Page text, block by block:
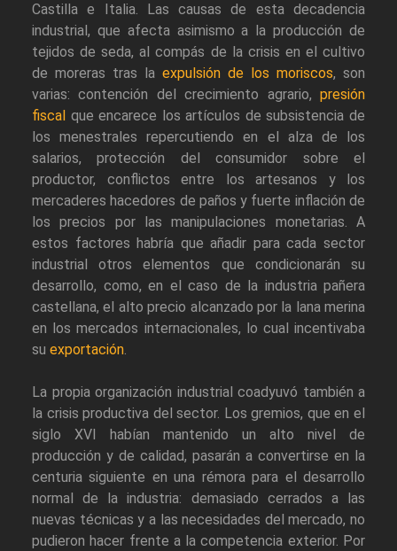
Castilla e Italia. Las causas de esta decadencia
industrial, que afecta asimismo a la producción de
tejidos de seda, al compás de la crisis en el cultivo
de moreras tras la expulsión de los moriscos, son
varias: contención del crecimiento agrario, presión
fiscal que encarece los artículos de subsistencia de
los menestrales repercutiendo en el alza de los
salarios, protección del consumidor sobre el
productor, conflictos entre los artesanos y los
mercaderes hacedores de paños y fuerte inflación de
los precios por las manipulaciones monetarias. A
estos factores habría que añadir para cada sector
industrial otros elementos que condicionarán su
desarrollo, como, en el caso de la industria pañera
castellana, el alto precio alcanzado por la lana merina
en los mercados internacionales, lo cual incentivaba
su exportación.
La propia organización industrial coadyuvó también a
la crisis productiva del sector. Los gremios, que en el
siglo XVI habían mantenido un alto nivel de
producción y de calidad, pasarán a convertirse en la
centuria siguiente en una rémora para el desarrollo
normal de la industria: demasiado cerrados a las
nuevas técnicas y a las necesidades del mercado, no
pudieron hacer frente a la competencia exterior. Por